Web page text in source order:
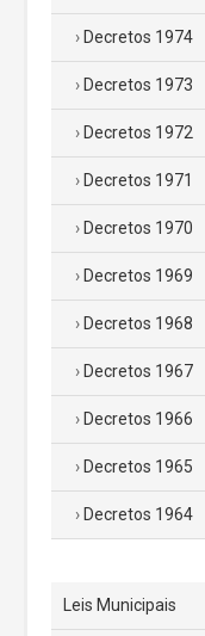
Decretos 1974
Decretos 1973
Decretos 1972
Decretos 1971
Decretos 1970
Decretos 1969
Decretos 1968
Decretos 1967
Decretos 1966
Decretos 1965
Decretos 1964
Leis Municipais